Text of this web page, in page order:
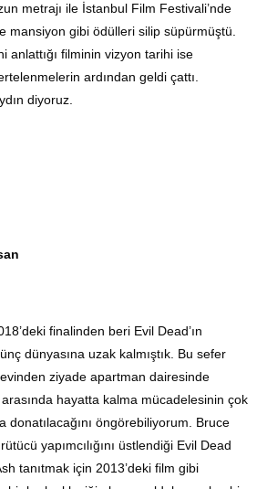
metrajı ile İstanbul Film Festivali’nde
mansiyon gibi ödülleri silip süpürmüştü.
anlattığı filminin vizyon tarihi ise
ardından geldi çattı.
diyoruz.
finalinden beri Evil Dead’ın
dünyasına uzak kalmıştık. Bu sefer
ziyade apartman dairesinde
hayatta kalma mücadelesinin çok
donatılacağını öngörebiliyorum. Bruce
yapımcılığını üstlendiği Evil Dead
tanıtmak için 2013’deki film gibi